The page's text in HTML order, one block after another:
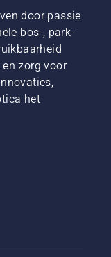
door passie
bos-, park-
zorg voor
het